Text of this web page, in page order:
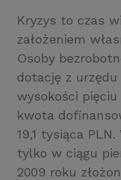
Kryzys to czas
założeniem
Osoby
dotację z
wysokości
kwota
19,1 tysiąca
tylko w ciągu
2009 roku